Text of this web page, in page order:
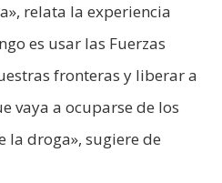
relata la experiencia
es usar las Fuerzas
fronteras y liberar a
vaya a ocuparse de los
la droga», sugiere de